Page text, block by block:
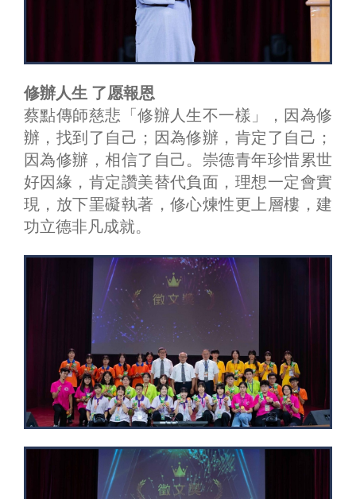
修辦人生 了愿報恩
蔡點傳師慈悲「修辦人生不一樣」，因為修
辦，找到了自己；因為修辦，肯定了自己；
因為修辦，相信了自己。崇德青年珍惜累世
好因緣，肯定讚美替代負面，理想一定會實
現，放下罣礙執著，修心煉性更上層樓，建
功立德非凡成就。